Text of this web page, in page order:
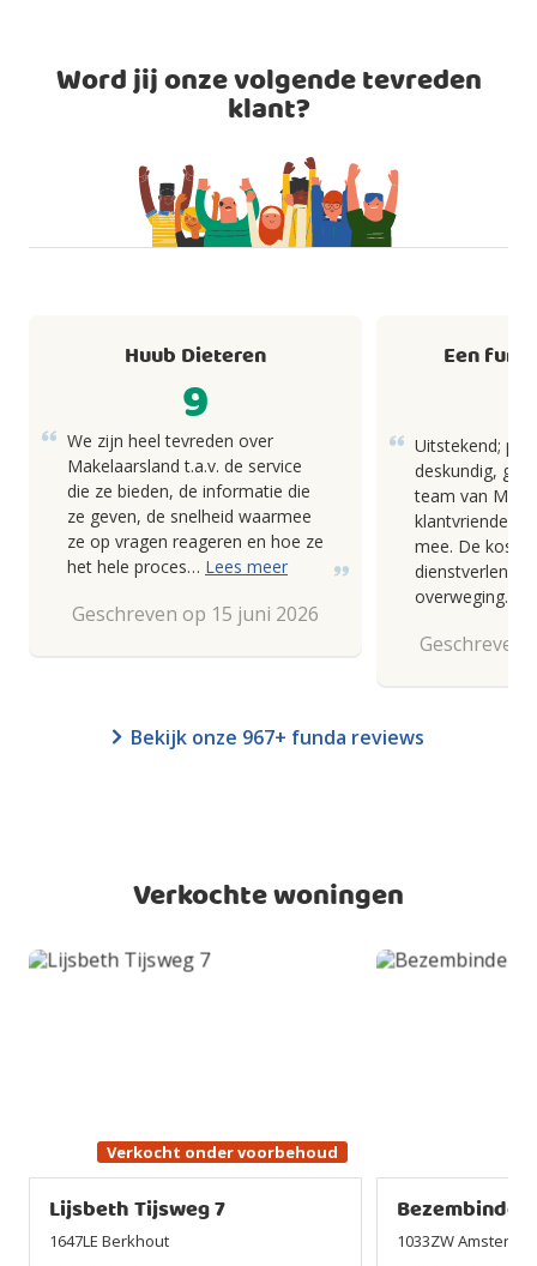
Word jij onze volgende tevreden
klant?
Huub Dieteren
9
We zijn heel tevreden over
Makelaarsland t.a.v. de service
die ze bieden, de informatie die
ze geven, de snelheid waarmee
ze op vragen reageren en hoe ze
het hele proces… Lees meer
Geschreven op 15 juni 2026
Een
Uitstekend;
deskundig,
team van
klantvriendelijk
mee. De
overweging.
Geschreven
Bekijk onze 967+ funda reviews
Verkochte woningen
Verkocht onder voorbehoud
Lijsbeth Tijsweg 7
1647LE Berkhout 1033ZW